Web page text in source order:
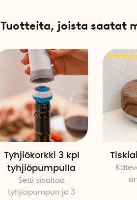
Tuotteita, joista saatat
Tyhjiökorkki 3 kpl
tyhjiöpumpulla
Setti sisältää
tyhjiöpumpun ja 3